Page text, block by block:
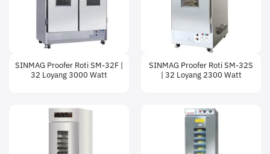
SINMAG Proofer Roti SM-32F |
32 Loyang 3000 Watt
SINMAG Proofer Roti SM-32S
| 32 Loyang 2300 Watt